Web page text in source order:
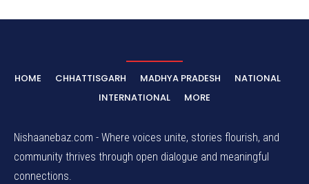
HOME CHHATTISGARH MADHYA PRADESH
NATIONAL
INTERNATIONAL
MORE
Nishaanebaz.com - Where voices unite, stories flourish, and
community thrives through open dialogue and meaningful
connections.